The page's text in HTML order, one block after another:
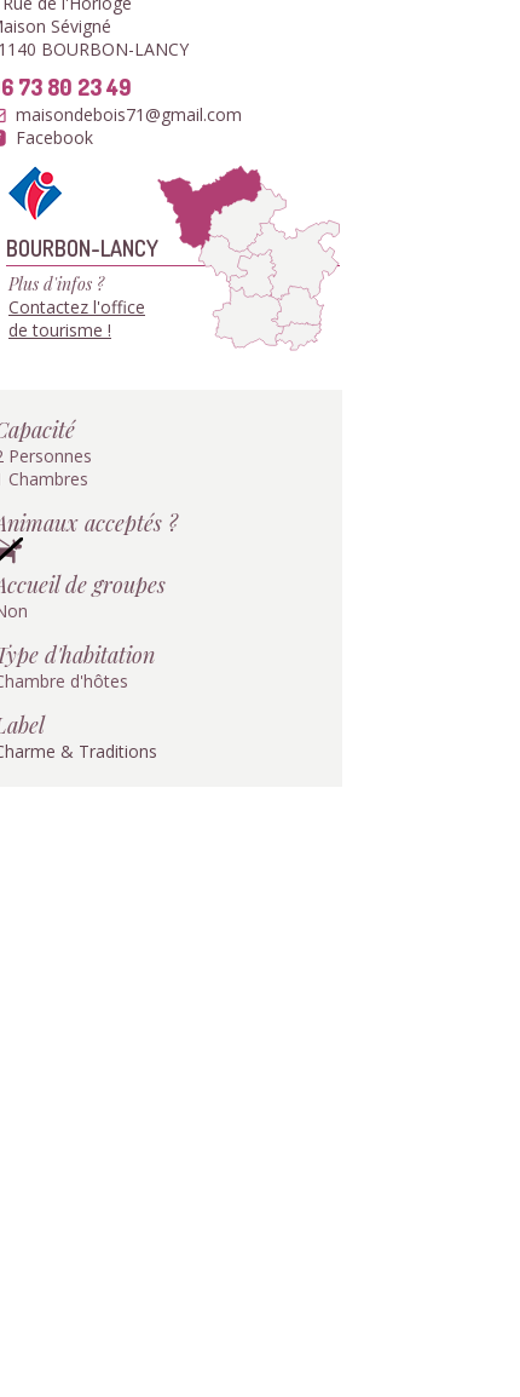
Sévigné
BOURBON-LANCY
73 80 23 49
maisondebois71@gmail.com
Facebook
BOURBON-LANCY
Plus d'infos ?
Contactez l'office
de tourisme !
Personnes
Chambres
acceptés ?
de groupes
d'habitation
d'hôtes
& Traditions